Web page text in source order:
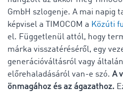
GmbH szlogenje. A mai napig
képvisel a TIMOCOM a Közúti
el. Függetlenül attól, hogy
márka visszatéréséről, egy
generációváltásról vagy
előrehaladásáról van-e szó. A
önmagához és az ágazathoz.